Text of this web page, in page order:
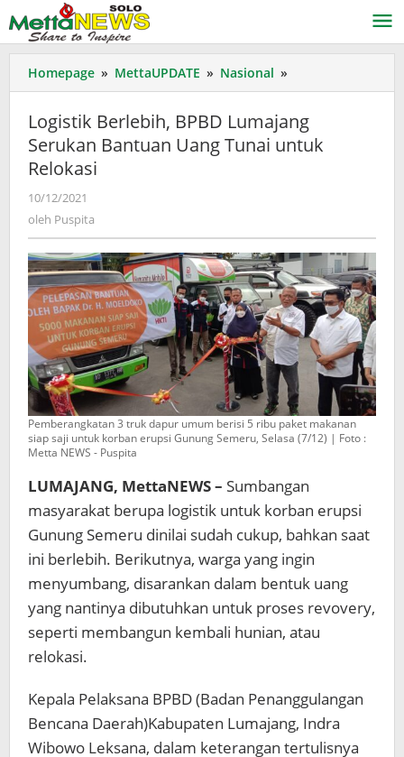
ke
konten
Homepage » MettaUPDATE » Nasional »
Berlebih,
Lumajang
Serukan
Relokasi
Logistik Berlebih, BPBD Lumajang
Serukan Bantuan Uang Tunai untuk
Relokasi
10/12/2021
oleh Puspita
Pemberangkatan 3 truk dapur umum berisi 5 ribu paket makanan
siap saji untuk korban erupsi Gunung Semeru, Selasa (7/12) | Foto :
Metta NEWS - Puspita
LUMAJANG, MettaNEWS – Sumbangan
masyarakat berupa logistik untuk korban erupsi
Gunung Semeru dinilai sudah cukup, bahkan saat
ini berlebih. Berikutnya, warga yang ingin
menyumbang, disarankan dalam bentuk uang
yang nantinya dibutuhkan untuk proses revovery,
seperti membangun kembali hunian, atau
relokasi.
Kepala Pelaksana BPBD (Badan Penanggulangan
Bencana Daerah)Kabupaten Lumajang, Indra
Wibowo Leksana, dalam keterangan tertulisnya